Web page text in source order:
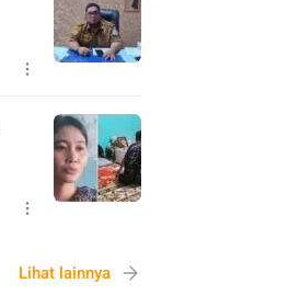
Lihat lainnya